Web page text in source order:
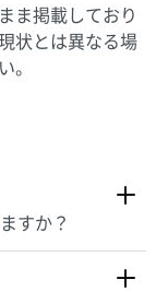
ま掲載しており
状とは異なる場
。
すか？